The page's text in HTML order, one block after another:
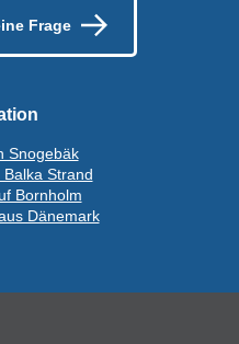
Frage
Snogebäk
Strand
Bornholm
Dänemark